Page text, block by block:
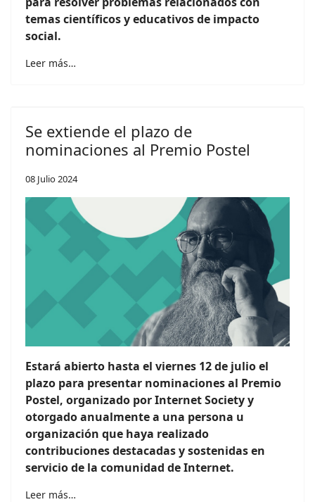
temas científicos y educativos de impacto
social.
Leer más…
Se extiende el plazo de
nominaciones al Premio Postel
08 Julio 2024
Estará abierto hasta el viernes 12 de julio el
plazo para presentar nominaciones al Premio
Postel, organizado por Internet Society y
otorgado anualmente a una persona u
organización que haya realizado
contribuciones destacadas y sostenidas en
servicio de la comunidad de Internet.
Leer más…